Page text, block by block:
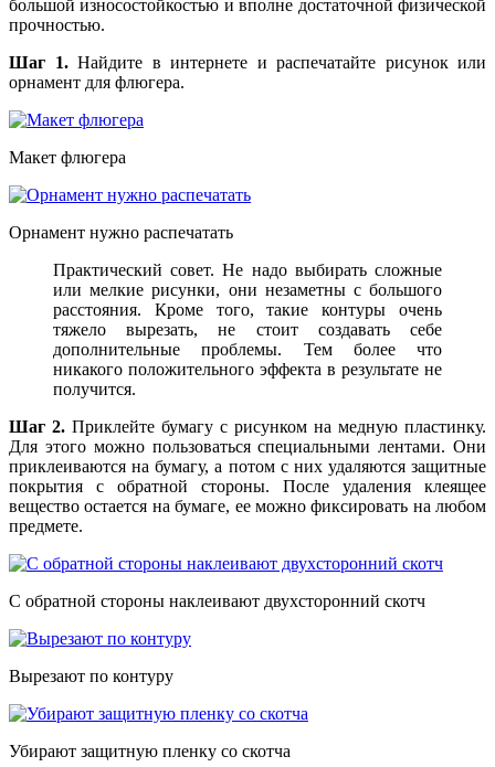
большой износостойкостью и вполне достаточной физической
прочностью.
Шаг 1. Найдите в интернете и распечатайте рисунок или
орнамент для флюгера.
Макет флюгера
Орнамент нужно распечатать
Практический совет. Не надо выбирать сложные
или мелкие рисунки, они незаметны с большого
расстояния. Кроме того, такие контуры очень
тяжело вырезать, не стоит создавать себе
дополнительные проблемы. Тем более что
никакого положительного эффекта в результате не
получится.
Шаг 2. Приклейте бумагу с рисунком на медную пластинку.
Для этого можно пользоваться специальными лентами. Они
приклеиваются на бумагу, а потом с них удаляются защитные
покрытия с обратной стороны. После удаления клеящее
вещество остается на бумаге, ее можно фиксировать на любом
предмете.
С обратной стороны наклеивают двухсторонний скотч
Вырезают по контуру
Убирают защитную пленку со скотча